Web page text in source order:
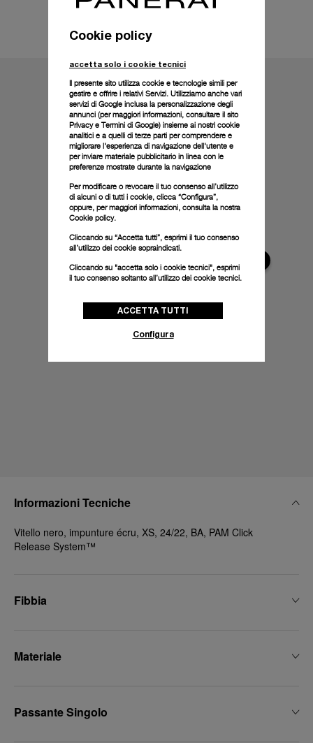
Informazioni Tecniche
Vitello nero, impunture écru, XS, 24/22, BA, PAM Click
Release System™
Fibbia
Materiale
Passante Singolo
Cookie policy
accetta solo i cookie tecnici
Il presente sito utilizza cookie e tecnologie simili per
gestire e offrire i relativi Servizi. Utilizziamo anche vari
servizi di Google inclusa la personalizzazione degli
annunci (per maggiori informazioni, consultare il sito
Privacy e Termini di Google) insieme ai nostri cookie
analitici e a quelli di terze parti per comprendere e
migliorare l'esperienza di navigazione dell'utente e
per inviare materiale pubblicitario in linea con le
preferenze mostrate durante la navigazione
Per modificare o revocare il tuo consenso all’utilizzo
di alcuni o di tutti i cookie, clicca “Configura”,
oppure, per maggiori informazioni, consulta la nostra
Cookie policy.
Cliccando su “Accetta tutti”, esprimi il tuo consenso
all’utilizzo dei cookie sopraindicati.
Cliccando su "accetta solo i cookie tecnici", esprimi
il tuo consenso soltanto all’utilizzo dei cookie tecnici.
ACCETTA TUTTI
Configura